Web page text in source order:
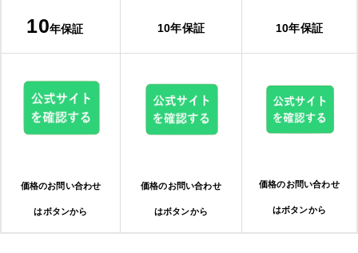
10年保証 10年保証 10年保証
価格のお問い合わせ
はボタンから
価格のお問い合わせ
はボタンから
価格のお問い合わせ
はボタンから